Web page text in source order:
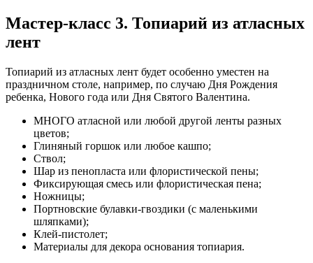
Мастер-класс 3. Топиарий из атласных
лент
Топиарий из атласных лент будет особенно уместен на
праздничном столе, например, по случаю Дня Рождения
ребенка, Нового года или Дня Святого Валентина.
МНОГО атласной или любой другой ленты разных
цветов;
Глиняный горшок или любое кашпо;
Ствол;
Шар из пенопласта или флористической пены;
Фиксирующая смесь или флористическая пена;
Ножницы;
Портновские булавки-гвоздики (с маленькими
шляпками);
Клей-пистолет;
Материалы для декора основания топиария.